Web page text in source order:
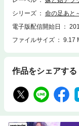
シリーズ
命の足あと
電子版配信開始日
ファイルサイズ
9.17
作品をシェアする